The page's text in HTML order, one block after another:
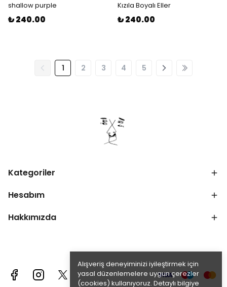
Alışveriş deneyiminizi iyileştirmek için
yasal düzenlemelere uygun çerezler
(cookies) kullanıyoruz. Detaylı bilgiye
shallow purple
₺ 240.00
Kızıla Boyalı Eller
₺ 240.00
1 2 3 4 5
Kategoriler
Hesabım
Hakkımızda